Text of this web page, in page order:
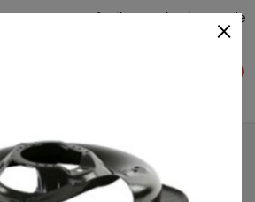
: Trouver facilement le plateau de
Plateau de coupe
cm 3845640951 pour VARIOLUX 63
(2007) [13-1001-11]
×